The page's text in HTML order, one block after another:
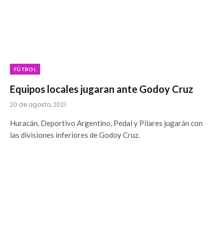
FÚTBOL
Equipos locales jugaran ante Godoy Cruz
20 de agosto, 2021
Huracán, Deportivo Argentino, Pedal y Pilares jugarán con
las divisiones inferiores de Godoy Cruz.